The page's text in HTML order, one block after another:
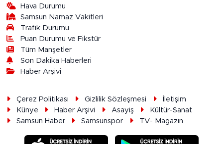
Hava Durumu
Samsun Namaz Vakitleri
Trafik Durumu
Puan Durumu ve Fikstür
Tüm Manşetler
Son Dakika Haberleri
Haber Arşivi
Çerez Politikası Gizlilik Sözleşmesi
İletişim
Künye
Haber Arşivi Asayiş
Kültür-Sanat
Samsun Haber
Samsunspor TV- Magazin